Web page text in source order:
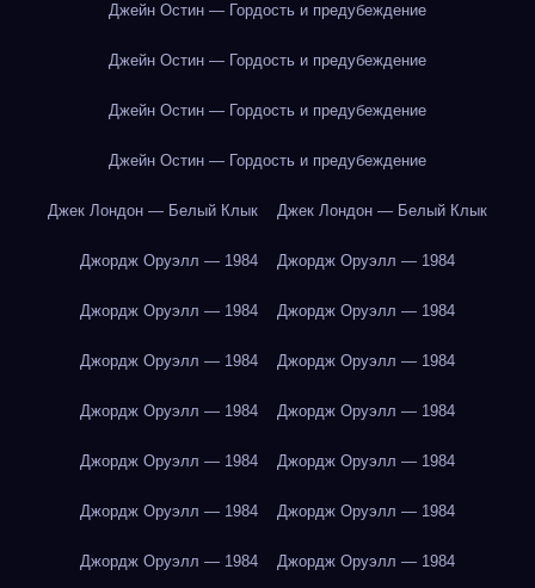
Джейн Остин — Гордость и предубеждение
Джейн Остин — Гордость и предубеждение
Джейн Остин — Гордость и предубеждение
Джейн Остин — Гордость и предубеждение
Джек Лондон — Белый Клык Джек Лондон — Белый Клык
Джордж Оруэлл — 1984 Джордж Оруэлл — 1984
Джордж Оруэлл — 1984 Джордж Оруэлл — 1984
Джордж Оруэлл — 1984 Джордж Оруэлл — 1984
Джордж Оруэлл — 1984 Джордж Оруэлл — 1984
Джордж Оруэлл — 1984 Джордж Оруэлл — 1984
Джордж Оруэлл — 1984 Джордж Оруэлл — 1984
Джордж Оруэлл — 1984 Джордж Оруэлл — 1984